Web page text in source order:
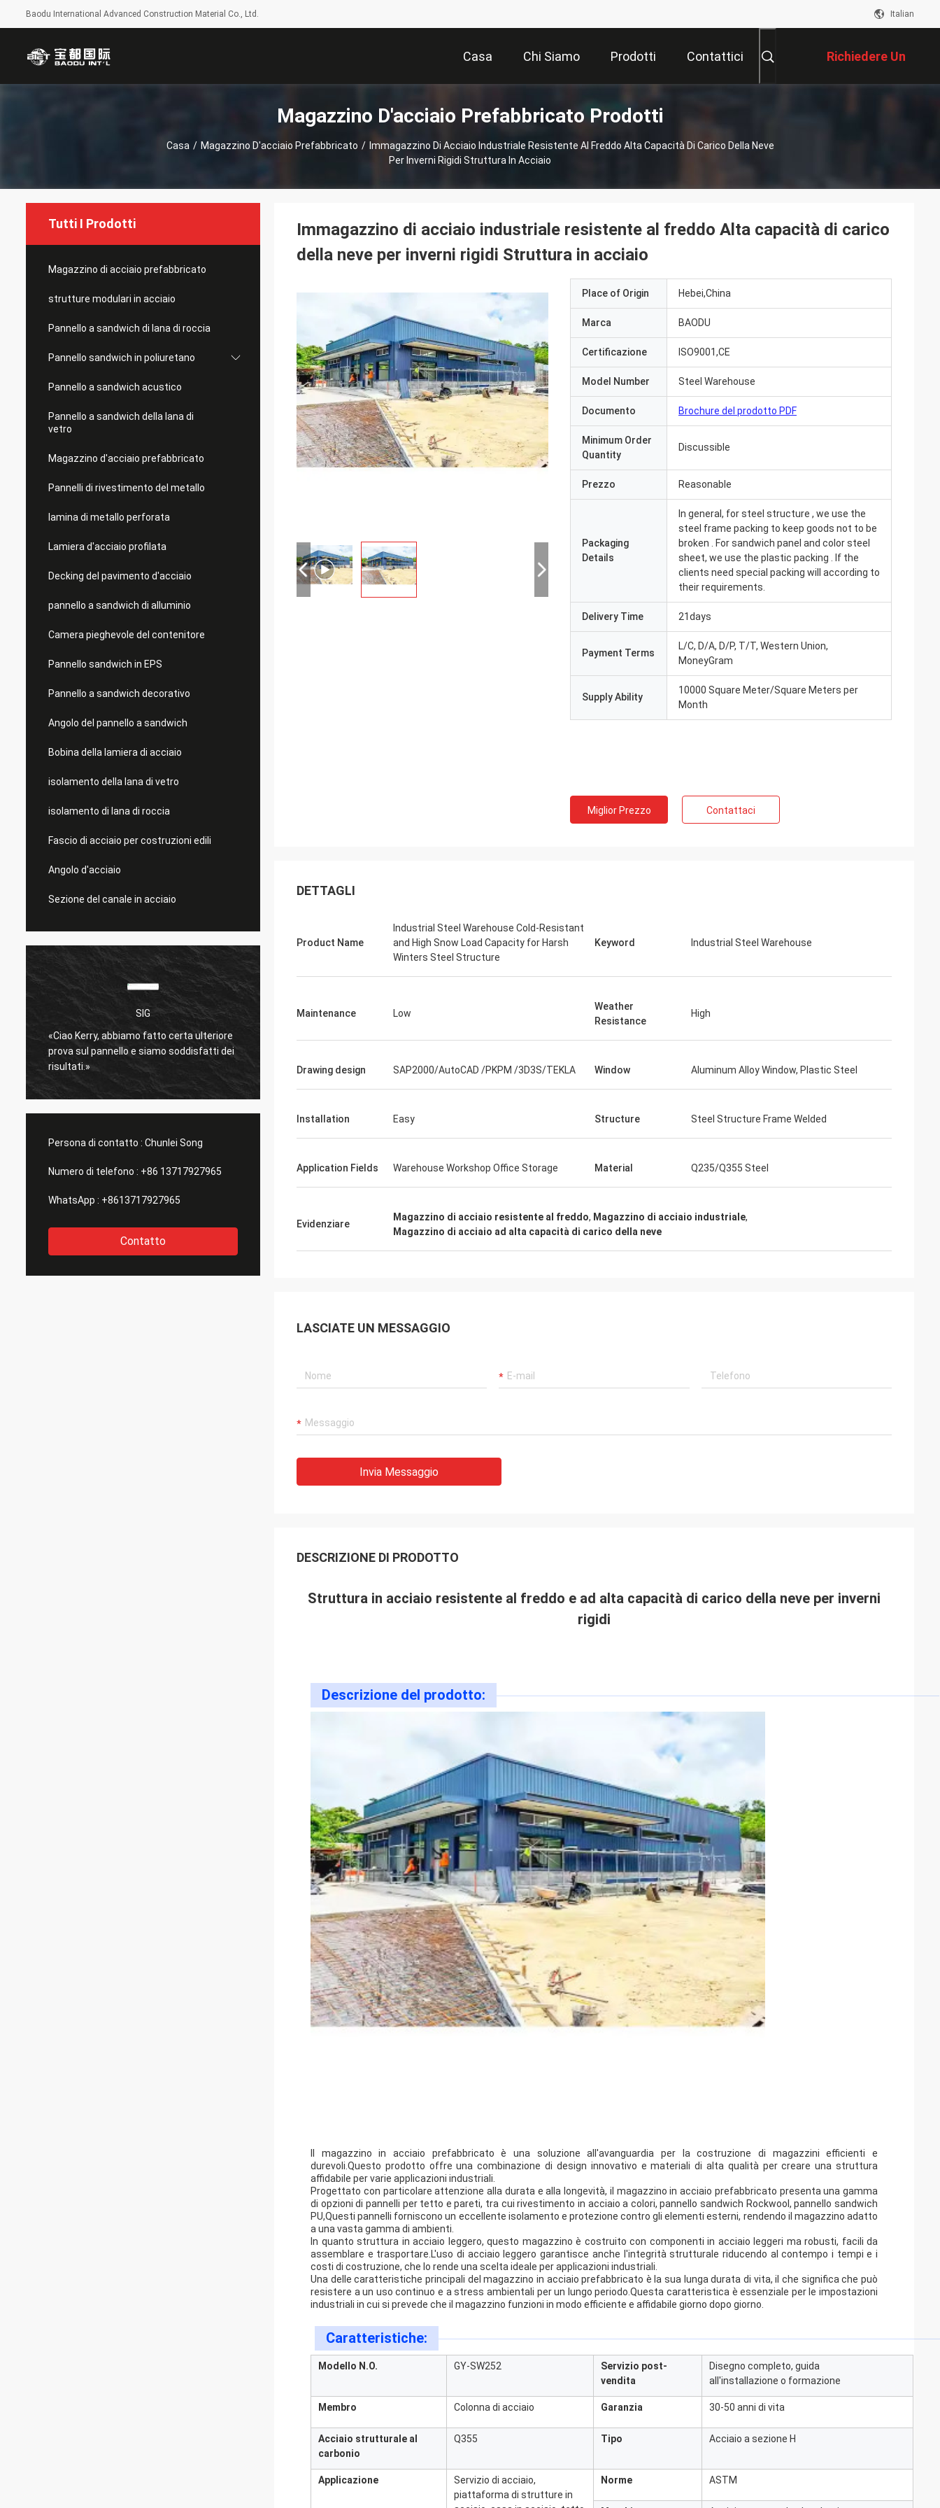
Baodu International Advanced Construction Material Co., Ltd. Italian
Casa Chi Siamo Prodotti Contattici Richiedere Un
Preventivo
Magazzino D'acciaio Prefabbricato Prodotti
Casa / Magazzino D'acciaio Prefabbricato / Immagazzino Di Acciaio Industriale Resistente Al Freddo Alta Capacità Di Carico Della Neve
Per Inverni Rigidi Struttura In Acciaio
Tutti I Prodotti
Magazzino di acciaio prefabbricato
strutture modulari in acciaio
Pannello a sandwich di lana di roccia
Pannello sandwich in poliuretano
Pannello a sandwich acustico
Pannello a sandwich della lana di
vetro
Magazzino d'acciaio prefabbricato
Pannelli di rivestimento del metallo
lamina di metallo perforata
Lamiera d'acciaio profilata
Decking del pavimento d'acciaio
pannello a sandwich di alluminio
Camera pieghevole del contenitore
Pannello sandwich in EPS
Pannello a sandwich decorativo
Angolo del pannello a sandwich
Bobina della lamiera di acciaio
isolamento della lana di vetro
isolamento di lana di roccia
Fascio di acciaio per costruzioni edili
Angolo d'acciaio
Sezione del canale in acciaio
SIG
«Ciao Kerry, abbiamo fatto certa ulteriore
prova sul pannello e siamo soddisfatti dei
risultati.»
Signora
bene.
SIG
«Lo abbiamo ricevuto i 8 giorni fa e tutto è
andato molto bene vi ringrazia che siamo
Qualche cosa che comunichiamo con voi»
Persona di contatto : Chunlei Song
Numero di telefono : +86 13717927965
WhatsApp : +8613717927965
Contatto
Immagazzino di acciaio industriale resistente al freddo Alta capacità di carico
della neve per inverni rigidi Struttura in acciaio
Place of Origin Hebei,China
Marca BAODU
Certificazione ISO9001,CE
Model Number Steel Warehouse
Documento Brochure del prodotto PDF
Minimum Order
Quantity
Discussible
Prezzo Reasonable
Packaging
Details
In general, for steel structure , we use the
steel frame packing to keep goods not to be
broken . For sandwich panel and color steel
sheet, we use the plastic packing . If the
clients need special packing will according to
their requirements.
Delivery Time 21days
Payment Terms
L/C, D/A, D/P, T/T, Western Union,
MoneyGram
Supply Ability
10000 Square Meter/Square Meters per
Month
Miglior Prezzo Contattaci
DETTAGLI
Product Name
Industrial Steel Warehouse Cold-Resistant
and High Snow Load Capacity for Harsh
Winters Steel Structure
Keyword Industrial Steel Warehouse
Maintenance Low
Weather
Resistance
High
Drawing design SAP2000/AutoCAD /PKPM /3D3S/TEKLA Window Aluminum Alloy Window, Plastic Steel
Installation Easy Structure Steel Structure Frame Welded
Application Fields Warehouse Workshop Office Storage Material Q235/Q355 Steel
Evidenziare
Magazzino di acciaio resistente al freddo, Magazzino di acciaio industriale,
Magazzino di acciaio ad alta capacità di carico della neve
LASCIATE UN MESSAGGIO
Invia Messaggio
DESCRIZIONE DI PRODOTTO
Struttura in acciaio resistente al freddo e ad alta capacità di carico della neve per inverni
rigidi
Descrizione del prodotto:
Il magazzino in acciaio prefabbricato è una soluzione all'avanguardia per la costruzione di magazzini efficienti e
durevoli.Questo prodotto offre una combinazione di design innovativo e materiali di alta qualità per creare una struttura
affidabile per varie applicazioni industriali.
Progettato con particolare attenzione alla durata e alla longevità, il magazzino in acciaio prefabbricato presenta una gamma
di opzioni di pannelli per tetto e pareti, tra cui rivestimento in acciaio a colori, pannello sandwich Rockwool, pannello sandwich
PU,Questi pannelli forniscono un eccellente isolamento e protezione contro gli elementi esterni, rendendo il magazzino adatto
a una vasta gamma di ambienti.
In quanto struttura in acciaio leggero, questo magazzino è costruito con componenti in acciaio leggeri ma robusti, facili da
assemblare e trasportare.L'uso di acciaio leggero garantisce anche l'integrità strutturale riducendo al contempo i tempi e i
costi di costruzione, che lo rende una scelta ideale per applicazioni industriali.
Una delle caratteristiche principali del magazzino in acciaio prefabbricato è la sua lunga durata di vita, il che significa che può
resistere a un uso continuo e a stress ambientali per un lungo periodo.Questa caratteristica è essenziale per le impostazioni
industriali in cui si prevede che il magazzino funzioni in modo efficiente e affidabile giorno dopo giorno.
Caratteristiche:
Modello N.O. GY-SW252
Servizio post-
vendita
Disegno completo, guida
all'installazione o formazione
Membro Colonna di acciaio Garanzia 30-50 anni di vita
Acciaio strutturale al
carbonio
Q355 Tipo Acciaio a sezione H
Applicazione
Servizio di acciaio,
piattaforma di strutture in
Norme ASTM